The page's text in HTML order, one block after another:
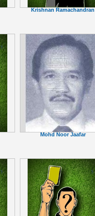
Krishnan Ramachandran
Mohd Noor Jaafar